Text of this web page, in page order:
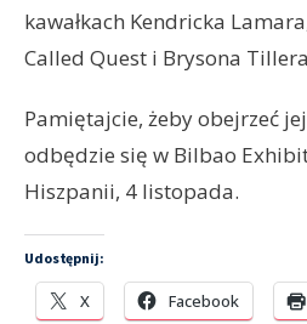
kawałkach Kendricka
Called Quest i Brysona
Pamiętajcie, żeby obejrzeć
odbędzie się w Bilbao
Hiszpanii, 4 listopada.
Udostępnij:
X Facebook